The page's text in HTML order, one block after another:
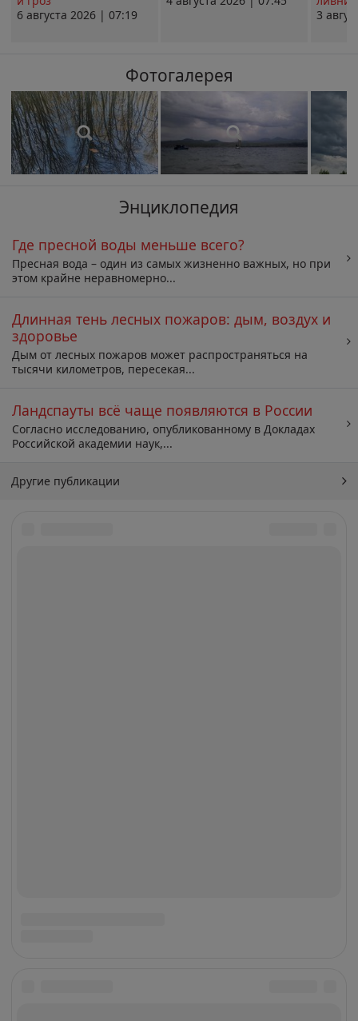
6 августа 2026 | 07:19
3
Фотогалерея
Энциклопедия
Где пресной воды меньше всего?
Пресная вода – один из самых жизненно важных, но при
этом крайне неравномерно...
Длинная тень лесных пожаров: дым, воздух и
здоровье
Дым от лесных пожаров может распространяться на
тысячи километров, пересекая...
Ландспауты всё чаще появляются в России
Согласно исследованию, опубликованному в Докладах
Российской академии наук,...
Другие публикации